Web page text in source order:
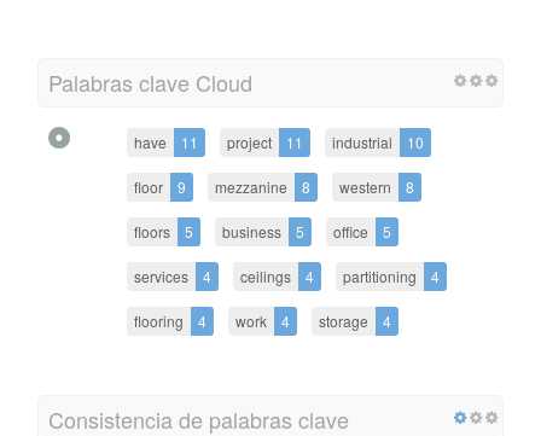
Palabras clave Cloud
have 11 project 11 industrial 10
floor 9 mezzanine 8 western 8
floors 5 business 5 office 5
services 4 ceilings 4 partitioning 4
flooring 4 work 4 storage 4
Consistencia de palabras clave